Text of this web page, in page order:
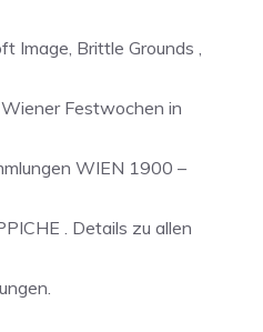
Image, Brittle Grounds ,
Festwochen in
WIEN 1900 –
. Details zu allen